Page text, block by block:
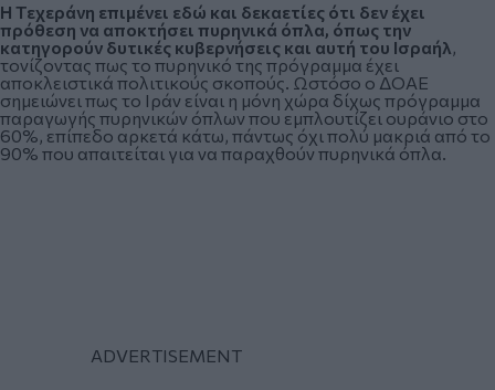
Η Τεχεράνη επιμένει εδώ και δεκαετίες ότι δεν έχει
πρόθεση να αποκτήσει πυρηνικά όπλα, όπως την
κατηγορούν δυτικές κυβερνήσεις και αυτή του Ισραήλ,
τονίζοντας πως το πυρηνικό της πρόγραμμα έχει
αποκλειστικά πολιτικούς σκοπούς. Ωστόσο ο ΔΟΑΕ
σημειώνει πως το Ιράν είναι η μόνη χώρα δίχως πρόγραμμα
παραγωγής πυρηνικών όπλων που εμπλουτίζει ουράνιο στο
60%, επίπεδο αρκετά κάτω, πάντως όχι πολύ μακριά από το
90% που απαιτείται για να παραχθούν πυρηνικά όπλα.